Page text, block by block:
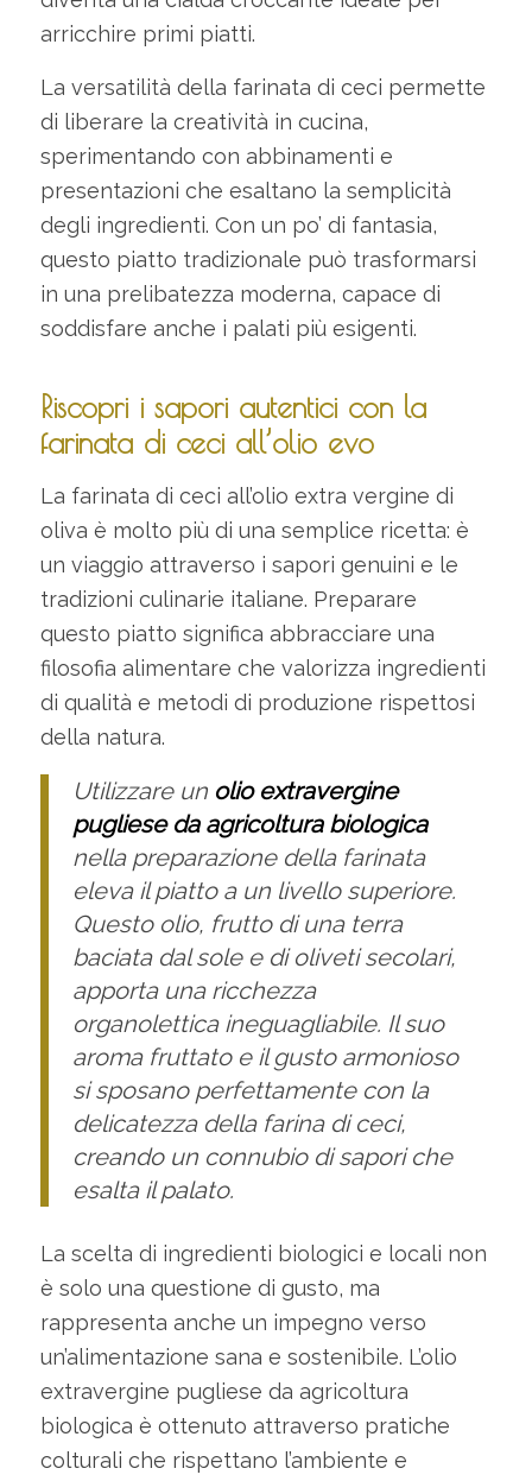
arricchire primi piatti.
La versatilità della farinata di ceci permette
di liberare la creatività in cucina,
sperimentando con abbinamenti e
presentazioni che esaltano la semplicità
degli ingredienti. Con un po’ di fantasia,
questo piatto tradizionale può trasformarsi
in una prelibatezza moderna, capace di
soddisfare anche i palati più esigenti.
Riscopri i sapori autentici con la
farinata di ceci all’olio evo
La farinata di ceci all’olio extra vergine di
oliva è molto più di una semplice ricetta: è
un viaggio attraverso i sapori genuini e le
tradizioni culinarie italiane. Preparare
questo piatto significa abbracciare una
filosofia alimentare che valorizza ingredienti
di qualità e metodi di produzione rispettosi
della natura.
Utilizzare un olio extravergine
pugliese da agricoltura biologica
nella preparazione della farinata
eleva il piatto a un livello superiore.
Questo olio, frutto di una terra
baciata dal sole e di oliveti secolari,
apporta una ricchezza
organolettica ineguagliabile. Il suo
aroma fruttato e il gusto armonioso
si sposano perfettamente con la
delicatezza della farina di ceci,
creando un connubio di sapori che
esalta il palato.
La scelta di ingredienti biologici e locali non
è solo una questione di gusto, ma
rappresenta anche un impegno verso
un’alimentazione sana e sostenibile. L’olio
extravergine pugliese da agricoltura
biologica è ottenuto attraverso pratiche
colturali che rispettano l’ambiente e